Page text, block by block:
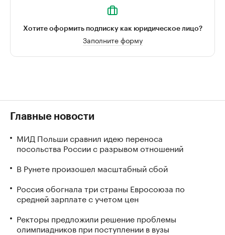
Хотите оформить подписку как юридическое лицо?
Заполните форму
Главные новости
МИД Польши сравнил идею переноса
посольства России с разрывом отношений
В Рунете произошел масштабный сбой
Россия обогнала три страны Евросоюза по
средней зарплате с учетом цен
Ректоры предложили решение проблемы
олимпиадников при поступлении в вузы